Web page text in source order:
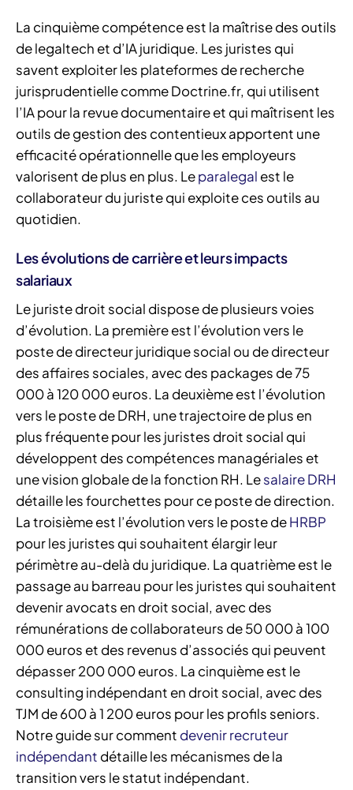
La cinquième compétence est la maîtrise des outils
de legaltech et d’IA juridique. Les juristes qui
savent exploiter les plateformes de recherche
jurisprudentielle comme Doctrine.fr, qui utilisent
l’IA pour la revue documentaire et qui maîtrisent les
outils de gestion des contentieux apportent une
efficacité opérationnelle que les employeurs
valorisent de plus en plus. Leparalegal est le
collaborateur du juriste qui exploite ces outils au
quotidien.
Les évolutions de carrière et leurs impacts
salariaux
Le juriste droit social dispose de plusieurs voies
d’évolution. La première est l’évolution vers le
poste de directeur juridique social ou de directeur
des affaires sociales, avec des packages de 75
000 à 120 000 euros. La deuxième est l’évolution
vers le poste de DRH, une trajectoire de plus en
plus fréquente pour les juristes droit social qui
développent des compétences managériales et
une vision globale de la fonction RH. Lesalaire DRH
détaille les fourchettes pour ce poste de direction.
La troisième est l’évolution vers le poste deHRBP
pour les juristes qui souhaitent élargir leur
périmètre au-delà du juridique. La quatrième est le
passage au barreau pour les juristes qui souhaitent
devenir avocats en droit social, avec des
rémunérations de collaborateurs de 50 000 à 100
000 euros et des revenus d’associés qui peuvent
dépasser 200 000 euros. La cinquième est le
consulting indépendant en droit social, avec des
TJM de 600 à 1 200 euros pour les profils seniors.
Notre guide sur comment devenir recruteur
indépendant détaille les mécanismes de la
transition vers le statut indépendant.